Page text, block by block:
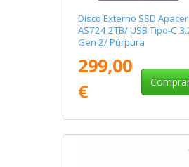
Disco Externo SSD Apacer
AS724 2TB/ USB Tipo-C
Gen 2/ Púrpura
299,00
€